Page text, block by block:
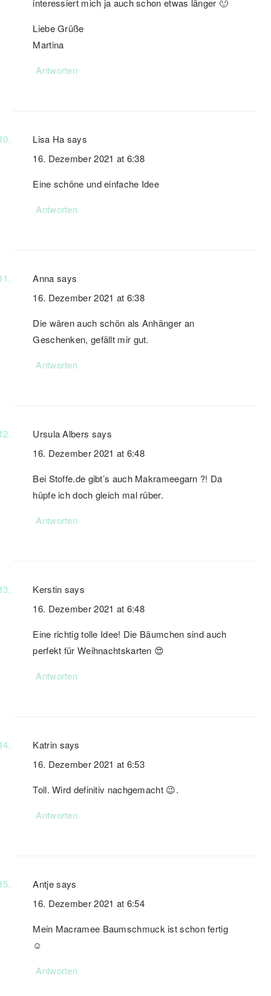
interessiert mich ja auch schon etwas länger 🙂
Liebe Grüße
Martina
Antworten
Lisa Ha says
16. Dezember 2021 at 6:38
Eine schöne und einfache Idee
Antworten
Anna says
16. Dezember 2021 at 6:38
Die wären auch schön als Anhänger an
Geschenken, gefällt mir gut.
Antworten
Ursula Albers says
16. Dezember 2021 at 6:48
Bei Stoffe.de gibt’s auch Makrameegarn ?! Da
hüpfe ich doch gleich mal rüber.
Antworten
Kerstin says
16. Dezember 2021 at 6:48
Eine richtig tolle Idee! Die Bäumchen sind auch
perfekt für Weihnachtskarten 😍
Antworten
Katrin says
16. Dezember 2021 at 6:53
Toll. Wird definitiv nachgemacht 😉.
Antworten
Antje says
16. Dezember 2021 at 6:54
Mein Macramee Baumschmuck ist schon fertig
☺️
Antworten